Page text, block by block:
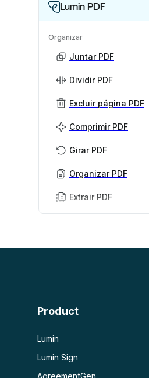
Lumin PDF
Organizar
Juntar PDF
Dividir PDF
Excluir página PDF
Comprimir PDF
Girar PDF
Organizar PDF
Extrair PDF
OCR de PDF
Product
Lumin
Lumin Sign
AgreementGen